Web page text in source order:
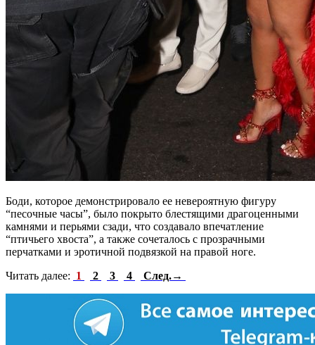
Боди, которое демонстрировало ее невероятную фигуру
“песочные часы”, было покрыто блестящими драгоценными
камнями и перьями сзади, что создавало впечатление
“птичьего хвоста”, а также сочеталось с прозрачными
перчатками и эротичной подвязкой на правой ноге.
Читать далее: 1 2 3 4 След.→